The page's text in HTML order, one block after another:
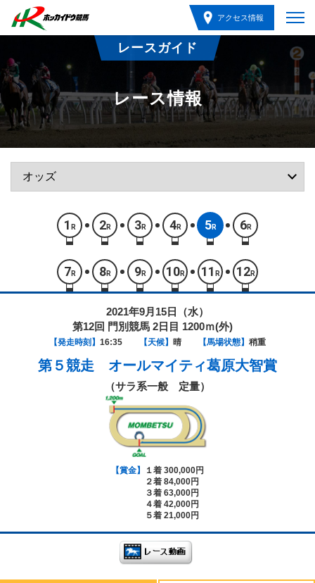
アクセス情報
レースガイド
レース情報
1 R 2R 3R 4R 5R 6R
7 R 8R 9R 10R 11 R 12R
2021年9月15日（水）
第12回 門別競馬 2日目 1200ｍ(外)
【発走時刻】 16:35 【天候】 晴 【馬場状態】 稍重
第５競走 オールマイティ葛原大智賞
（サラ系一般 定量）
【賞金】
１着 300,000円
２着 84,000円
３着 63,000円
４着 42,000円
５着 21,000円